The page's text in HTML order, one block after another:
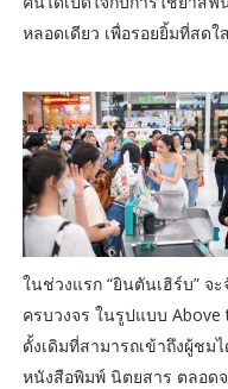
หลอดเดียว เพื่อรอยยิ้มที่สด
ในช่วงแรก “ยินตันเฮิร์บ” จ
ครบวงจร ในรูปแบบ
ดั้งเดิมที่สามารถเข้าถึงผู้ชม
หนังสือพิมพ์ นิตยสาร ตลอด